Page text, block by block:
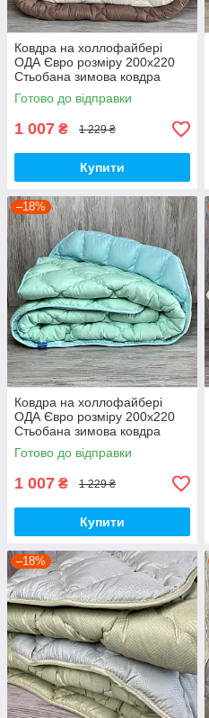
Ковдра на холлофайбері
ОДА Євро розміру 200х220
Стьобана зимова ковдра
високої якості
Готово до відправки
1 007 ₴ 1 229 ₴
Купити
–18%
Ковдра на холлофайбері
ОДА Євро розміру 200х220
Стьобана зимова ковдра
високої якості
Готово до відправки
1 007 ₴ 1 229 ₴
Купити
–18%